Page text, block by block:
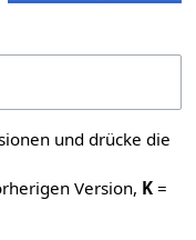
und drücke die
Version, K =